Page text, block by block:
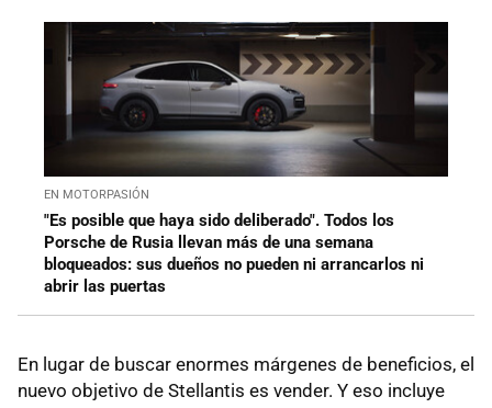
EN MOTORPASIÓN
"Es posible que haya sido deliberado". Todos los
Porsche de Rusia llevan más de una semana
bloqueados: sus dueños no pueden ni arrancarlos ni
abrir las puertas
En lugar de buscar enormes márgenes de beneficios, el
nuevo objetivo de Stellantis es vender. Y eso incluye